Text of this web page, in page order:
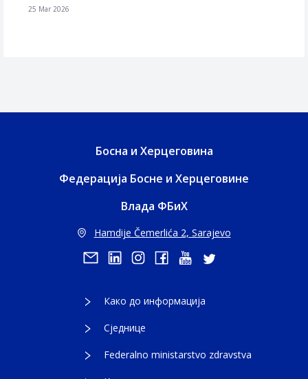
25 Mar 2026
Босна и Херцеговина
Федерација Босне и Херцеговине
Влада ФБиХ
Hamdije Čemerlića 2, Sarajevo
Како до информација
Сједнице
Federalno ministarstvo zdravstva